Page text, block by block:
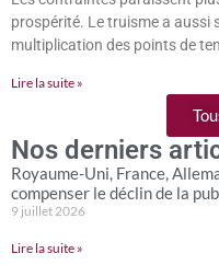
prospérité. Le truisme a aussi
multiplication des points de
Lire la suite »
Nos derniers
Royaume-Uni, France,
compenser le déclin de la
9 juillet 2026
Lire la suite »